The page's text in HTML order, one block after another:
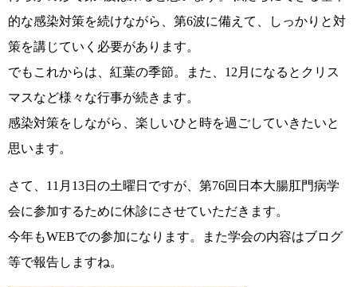
的な感染対策を続けながら、第6波に備えて、しっかりと対
策を講じていく必要があります。
でもこれからは、紅葉の季節。また、12月になるとクリス
マスなど様々な行事が続きます。
感染対策をしながら、楽しいひと時を過ごしていきたいと
思います。
さて、11月13日の土曜日ですが、第76回日本大腸肛門病学
会に参加するために休診にさせていただきます。
今年もWEBでの参加になります。また学会の内容はブログ
等で報告しますね。